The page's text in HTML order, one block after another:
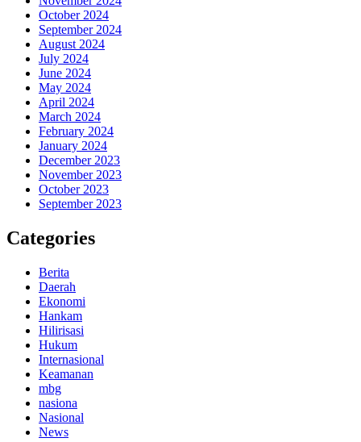
October 2024
September 2024
August 2024
July 2024
June 2024
May 2024
April 2024
March 2024
February 2024
January 2024
December 2023
November 2023
October 2023
September 2023
Categories
Berita
Daerah
Ekonomi
Hankam
Hilirisasi
Hukum
Internasional
Keamanan
mbg
nasiona
Nasional
News